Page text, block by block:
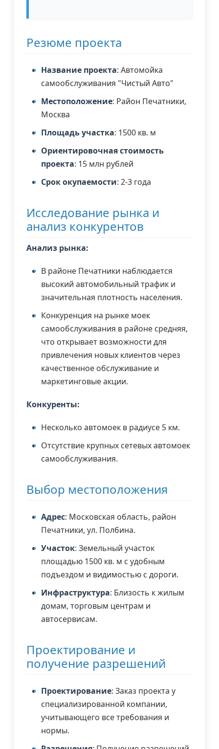
Резюме проекта
Название проекта: Автомойка
самообслуживания "Чистый Авто"
Местоположение: Район Печатники,
Москва
Площадь участка: 1500 кв. м
Ориентировочная стоимость
проекта: 15 млн рублей
Срок окупаемости: 2-3 года
Исследование рынка и
анализ конкурентов
Анализ рынка:
В районе Печатники наблюдается
высокий автомобильный трафик и
значительная плотность населения.
Конкуренция на рынке моек
самообслуживания в районе средняя,
что открывает возможности для
привлечения новых клиентов через
качественное обслуживание и
маркетинговые акции.
Конкуренты:
Несколько автомоек в радиусе 5 км.
Отсутствие крупных сетевых автомоек
самообслуживания.
Выбор местоположения
Адрес: Московская область, район
Печатники, ул. Полбина.
Участок: Земельный участок
площадью 1500 кв. м с удобным
подъездом и видимостью с дороги.
Инфраструктура: Близость к жилым
домам, торговым центрам и
автосервисам.
Проектирование и
получение разрешений
Проектирование: Заказ проекта у
специализированной компании,
учитывающего все требования и
нормы.